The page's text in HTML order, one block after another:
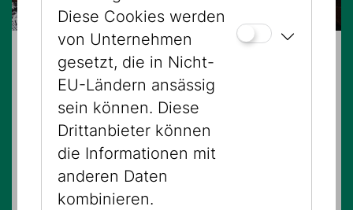
23.08.2026 – 09:00 Uhr
Boker tov! Guten Morgen im
Jüdischen Museum Wien
EXKLUSIVFÜHRUNGEN
Museum Dorotheergasse
Diese Cookies werden
von Unternehmen
gesetzt, die in Nicht-
EU-Ländern ansässig
sein können. Diese
Drittanbieter können
die Informationen mit
anderen Daten
kombinieren.